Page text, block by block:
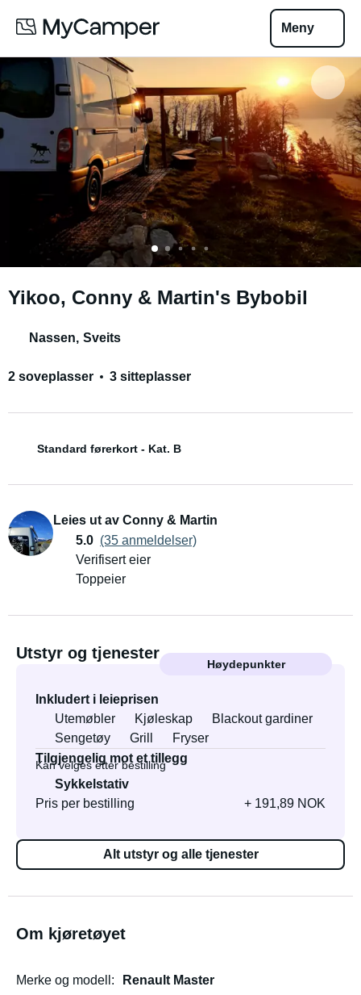
Meny
Yikoo, Conny & Martin's Bybobil
Nassen, Sveits
2 soveplasser 3 sitteplasser
Standard førerkort - Kat. B
Leies ut av Conny & Martin
5.0 (35 anmeldelser)
Verifisert eier
Toppeier
Utstyr og tjenester
Høydepunkter
Inkludert i leieprisen
Utemøbler
Kjøleskap
Blackout gardiner
Sengetøy
Grill
Fryser
Tilgjengelig mot et tillegg
Kan velges etter bestilling
Sykkelstativ
Pris per bestilling
+ 191,89 NOK
Alt utstyr og alle tjenester
Om kjøretøyet
Merke og modell
Renault Master